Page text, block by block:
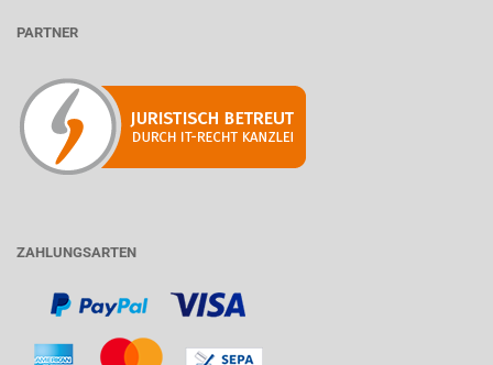
PARTNER
ZAHLUNGSARTEN